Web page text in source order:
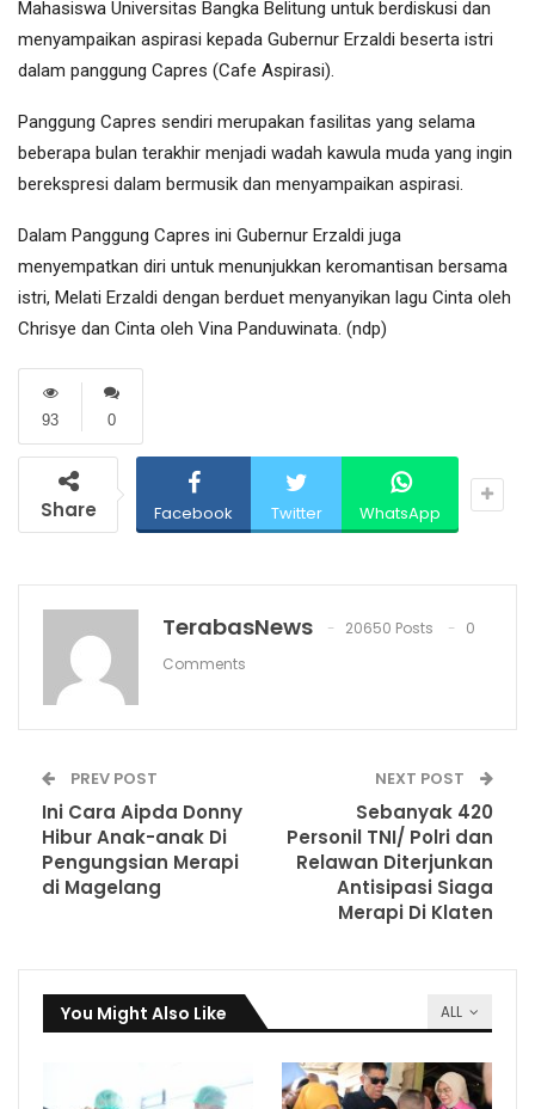
Mahasiswa Universitas Bangka Belitung untuk berdiskusi dan
menyampaikan aspirasi kepada Gubernur Erzaldi beserta istri
dalam panggung Capres (Cafe Aspirasi).
Panggung Capres sendiri merupakan fasilitas yang selama
beberapa bulan terakhir menjadi wadah kawula muda yang ingin
berekspresi dalam bermusik dan menyampaikan aspirasi.
Dalam Panggung Capres ini Gubernur Erzaldi juga
menyempatkan diri untuk menunjukkan keromantisan bersama
istri, Melati Erzaldi dengan berduet menyanyikan lagu Cinta oleh
Chrisye dan Cinta oleh Vina Panduwinata. (ndp)
0
93
Share Facebook Twitter WhatsApp
TerabasNews 20650 Posts
0
Comments
PREV POST
Ini Cara Aipda Donny
Hibur Anak-anak Di
Pengungsian Merapi
di Magelang
NEXT POST
Sebanyak 420
Personil TNI/ Polri dan
Relawan Diterjunkan
Antisipasi Siaga
Merapi Di Klaten
ALL
You Might Also Like